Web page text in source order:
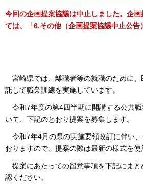
今回の企画提案協議は中止しました。企
ては、「6.その他（企画提案協議中止公告
宮崎県では、離職者等の就職のために
託して職業訓練を実施しています。
令和7年度の第4四半期に開講する公共
いて、下記のとおり提案を募集します。
令和7年4月の県の実施要領改訂に伴い
おりますので、提案の際は最新の様式を使
提案にあたっての留意事項を下記にま
認ください。